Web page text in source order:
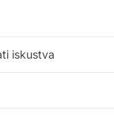
iskustva